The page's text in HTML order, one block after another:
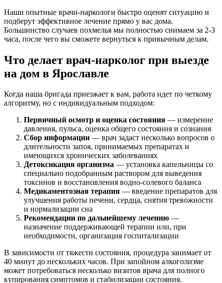
Наши опытные врачи-наркологи быстро оценят ситуацию и
подберут эффективное лечение прямо у вас дома.
Большинство случаев похмелья мы полностью снимаем за 2-3
часа, после чего вы сможете вернуться к привычным делам.
Что делает врач-нарколог при выезде
на дом в Ярославле
Когда наша бригада приезжает к вам, работа идет по четкому
алгоритму, но с индивидуальным подходом:
Первичный осмотр и оценка состояния — измерение
давления, пульса, оценка общего состояния и сознания
Сбор информации — врач задаст несколько вопросов о
длительности запоя, принимаемых препаратах и
имеющихся хронических заболеваниях
Детоксикация организма — установка капельницы со
специально подобранным раствором для выведения
токсинов и восстановления водно-солевого баланса
Медикаментозная терапия — введение препаратов для
улучшения работы печени, сердца, снятия тревожности
и нормализации сна
Рекомендации по дальнейшему лечению —
назначение поддерживающей терапии или, при
необходимости, организация госпитализации
В зависимости от тяжести состояния, процедура занимает от
40 минут до нескольких часов. При запойном алкоголизме
может потребоваться несколько визитов врача для полного
купирования симптомов и стабилизации состояния.